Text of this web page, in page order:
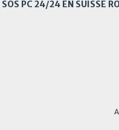
SOS PC 24/24 EN SUISSE